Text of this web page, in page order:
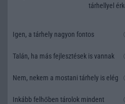
tárhellyel
Igen, a tárhely nagyon fontos
Talán, ha más fejlesztések is vannak
Nem, nekem a mostani tárhely is elég
Inkább felhőben tárolok mindent